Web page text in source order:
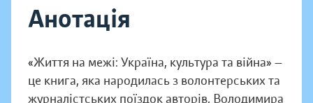
Анотація
«Життя на межі: Україна, культура та війна» —
це книга, яка народилась з волонтерських та
журналістських поїздок авторів, Володимира